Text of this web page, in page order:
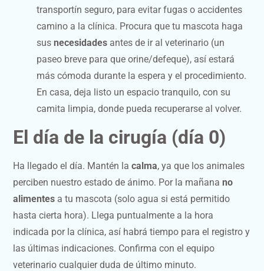
transportín seguro, para evitar fugas o accidentes
camino a la clínica. Procura que tu mascota haga
susnecesidades antes de ir al veterinario (un
paseo breve para que orine/defeque), así estará
más cómoda durante la espera y el procedimiento.
En casa, deja listo un espacio tranquilo, con su
camita limpia, donde pueda recuperarse al volver.
El día de la cirugía (día 0)
Ha llegado el día. Mantén lacalma, ya que los animales
perciben nuestro estado de ánimo. Por la mañanano
alimentes a tu mascota (solo agua si está permitido
hasta cierta hora). Llega puntualmente a la hora
indicada por la clínica, así habrá tiempo para el registro y
las últimas indicaciones. Confirma con el equipo
veterinario cualquier duda de último minuto.